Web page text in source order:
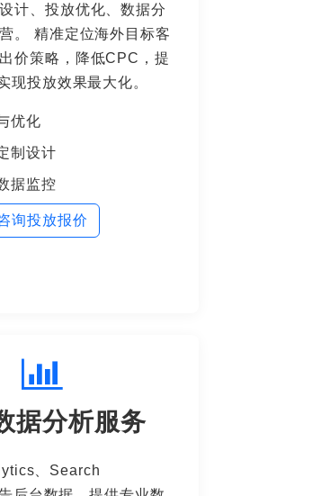
计、投放优化、数据分
。 精准定位海外目标客
价策略，降低CPC，提
现投放效果最大化。
优化
制设计
据监控
询投放报价
据分析服务
、Search